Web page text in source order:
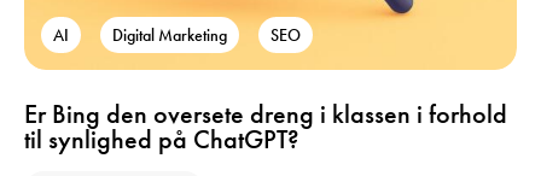
AI Digital Marketing SEO
Er Bing den oversete dreng i klassen i forhold
til synlighed på ChatGPT?